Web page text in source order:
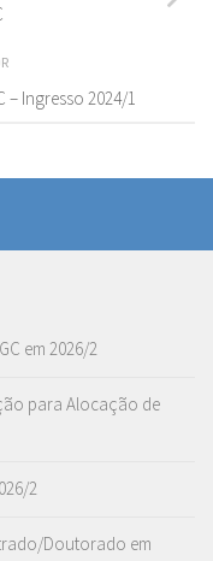
– Ingresso 2024/1
em 2026/2
para Alocação de
2
Doutorado em